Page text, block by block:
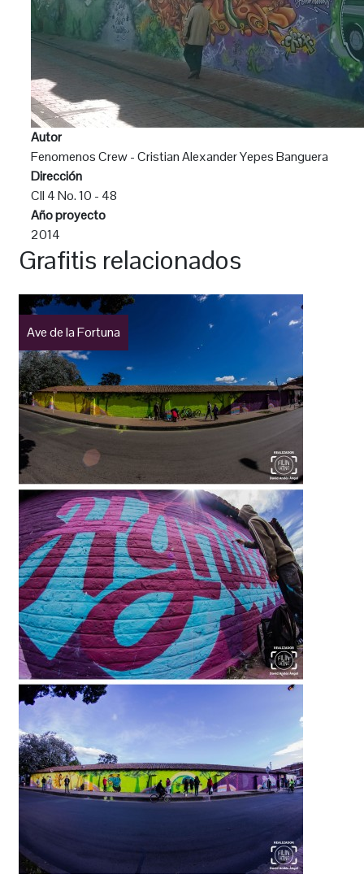
Autor
Fenomenos Crew - Cristian Alexander Yepes Banguera
Dirección
Cll 4 No. 10 - 48
Año proyecto
2014
Grafitis relacionados
Ave de la Fortuna